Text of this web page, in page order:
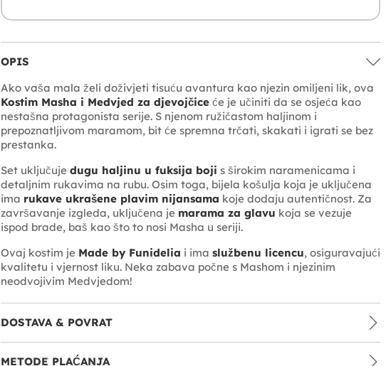
OPIS
Ako vaša mala želi doživjeti tisuću avantura kao njezin omiljeni lik, ova
Kostim Masha i Medvjed za djevojčiceće je učiniti da se osjeća kao
nestašna protagonista serije. S njenom ružičastom haljinom i
prepoznatljivom maramom, bit će spremna trčati, skakati i igrati se bez
prestanka.
Set uključuje dugu haljinu u fuksija boji s širokim naramenicama i
detaljnim rukavima na rubu. Osim toga, bijela košulja koja je uključena
ima rukave ukrašene plavim nijansama koje dodaju autentičnost. Za
završavanje izgleda, uključena je marama za glavu koja se vezuje
ispod brade, baš kao što to nosi Masha u seriji.
Ovaj kostim je Made by Funidelia i ima službenu licencu, osiguravajući
kvalitetu i vjernost liku. Neka zabava počne s Mashom i njezinim
neodvojivim Medvjedom!
DOSTAVA & POVRAT
METODE PLAĆANJA